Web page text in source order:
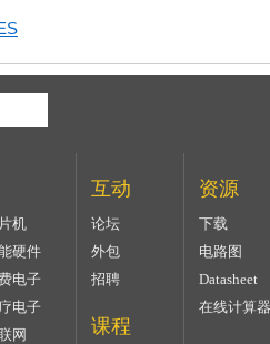
机
硬件
电子
电子
网
互动
论坛
外包
招聘
课程
资源
下载
电路图
Datasheet
在线计算器